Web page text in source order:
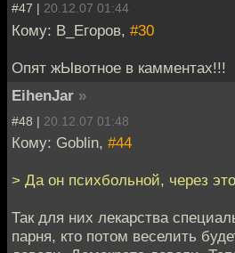
#47 | 20.12.07 01:44
Кому: В_Егоров, #30
Опят жЫвотное в камментах!!!
EihenJar »
#48 | 20.12.07 01:48
Кому: Goblin, #44
> Да он психбольной, через
Так для них лекарства
парня, кто потом веселить